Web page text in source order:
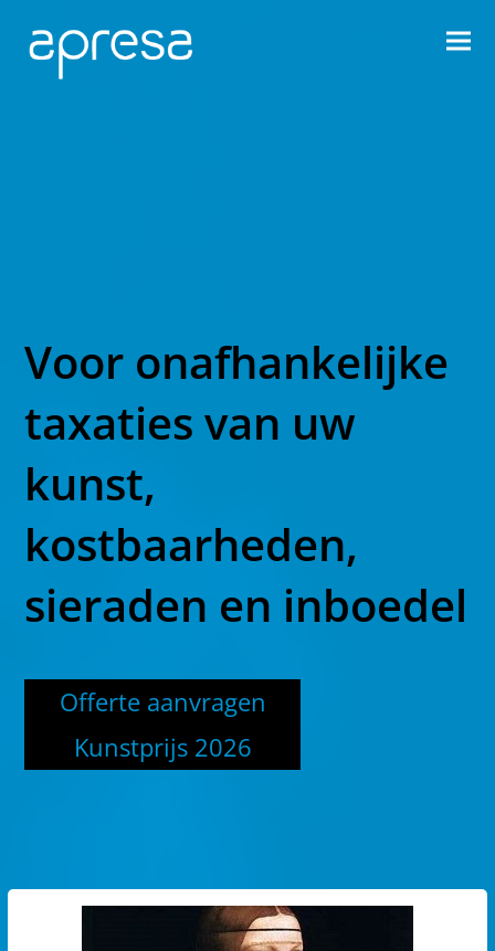
Voor onafhankelijke
taxaties van uw
kunst,
kostbaarheden,
sieraden en inboedel
Offerte aanvragen
Kunstprijs 2026